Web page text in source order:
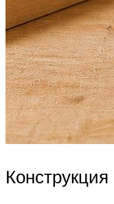
Конструкция